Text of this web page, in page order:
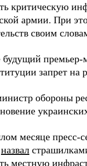
критическую
армии. При
своим
премьер-
запрет на
обороны
месяце пресс-
назвал
местную